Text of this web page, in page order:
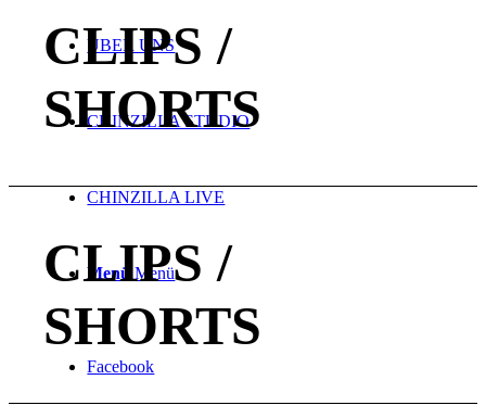
ÜBER UNS
CHINZILLA STUDIO
CHINZILLA LIVE
Menü Menü
Facebook
CLIPS /
SHORTS
CLIPS /
SHORTS